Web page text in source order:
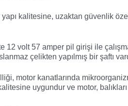
yapı kalitesine, uzaktan güvenlik
12 volt 57 amper pil girişi ile
çelikten yapılmış bir şaftı
motor kanatlarında
uygundur ve motor,